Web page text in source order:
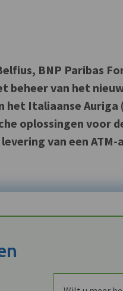
BNP Paribas
beheer van het
Italiaanse Auriga
oplossingen voor
van een ATM-